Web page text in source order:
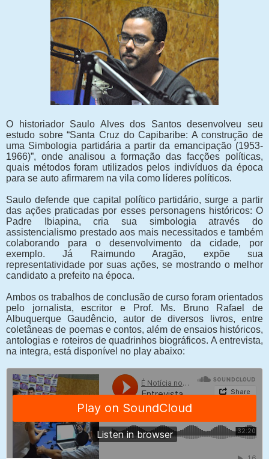
O historiador Saulo Alves dos Santos desenvolveu seu
estudo sobre “Santa Cruz do Capibaribe: A construção de
uma Simbologia partidária a partir da emancipação (1953-
1966)”, onde analisou a formação das facções políticas,
quais métodos foram utilizados pelos indivíduos da época
para se auto afirmarem na vila como líderes políticos.
Saulo defende que capital político partidário, surge a partir
das ações praticadas por esses personagens históricos: O
Padre Ibiapina, cria sua simbologia através do
assistencialismo prestado aos mais necessitados e também
colaborando para o desenvolvimento da cidade, por
exemplo. Já Raimundo Aragão, expõe sua
representatividade por suas ações, se mostrando o melhor
candidato a prefeito na época.
Ambos os trabalhos de conclusão de curso foram orientados
pelo jornalista, escritor e Prof. Ms. Bruno Rafael de
Albuquerque Gaudêncio, autor de diversos livros, entre
coletâneas de poemas e contos, além de ensaios históricos,
antologias e roteiros de quadrinhos biográficos. A entrevista,
na integra, está disponível no play abaixo: